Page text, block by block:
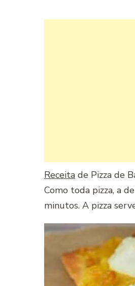
Receita de Pizza de
Como toda pizza, a
minutos. A pizza